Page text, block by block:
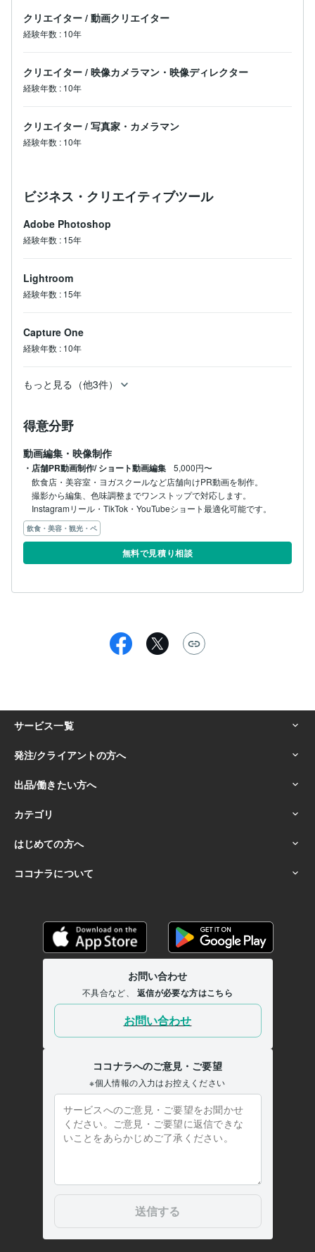
クリエイター / 動画クリエイター
経験年数 : 10年
クリエイター / 映像カメラマン・映像ディレクター
経験年数 : 10年
クリエイター / 写真家・カメラマン
経験年数 : 10年
ビジネス・クリエイティブツール
Adobe Photoshop
経験年数 : 15年
Lightroom
経験年数 : 15年
Capture One
経験年数 : 10年
もっと見る（他3件）
得意分野
動画編集・映像制作
・店舗PR動画制作/ ショート動画編集
5,000円〜
飲食店・美容室・ヨガスクールなど店舗向けPR動画を制作。
撮影から編集、色味調整までワンストップで対応します。
Instagramリール・TikTok・YouTubeショート最適化可能です。
飲食・美容・観光・ペ
無料で見積り相談